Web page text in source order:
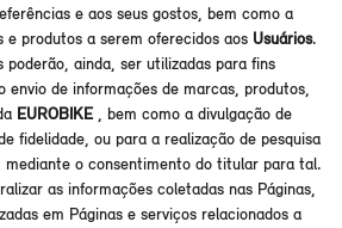
e aos seus gostos, bem como a
e produtos a serem oferecidos aos Usuários.
poderão, ainda, ser utilizadas para fins
envio de informações de marcas, produtos,
EUROBIKE , bem como a divulgação de
fidelidade, ou para a realização de pesquisa
mediante o consentimento do titular para tal.
as informações coletadas nas Páginas,
em Páginas e serviços relacionados a